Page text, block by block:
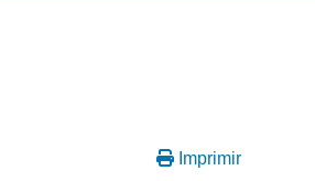
Imprimir